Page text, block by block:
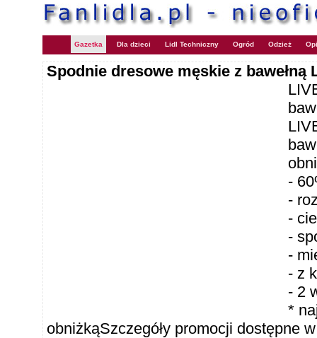
Gazetka Dla dzieci Lidl Techniczny Ogród Odzież
Spodnie dresowe męskie z bawełną
-
-
-
-
-
- z
- 2
*
obniżkąSzczegóły promocji dostępne